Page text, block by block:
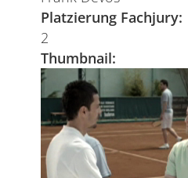
Platzierung Fachjury:
2
Thumbnail: